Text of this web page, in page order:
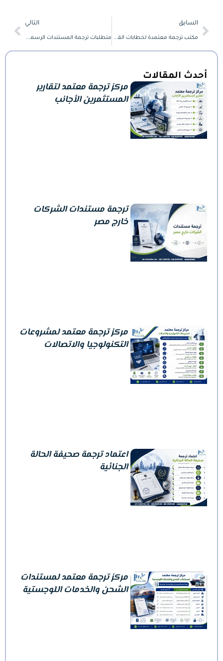
أحدث المقالات
مركز ترجمة معتمد لتقارير
المستثمرين الأجانب
ترجمة مستندات الشركات
خارج مصر
مركز ترجمة معتمد لمشروعات
التكنولوجيا والاتصالات
اعتماد ترجمة صحيفة الحالة
الجنائية
مركز ترجمة معتمد لمستندات
الشحن والخدمات اللوجستية
Prev
السابق
مكتب ترجمة معتمدة لخطابات القبول الجامعي وخطابات التسجيل
التالي
متطلبات ترجمة المستندات الرسمية عند التقديم للجامعات الأجنبية